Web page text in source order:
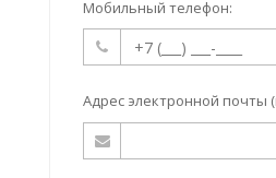
Мобильный телефон:
Адрес электронной почты